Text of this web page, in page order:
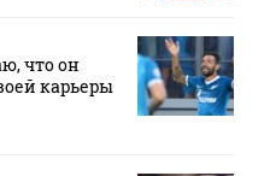
что он
карьеры